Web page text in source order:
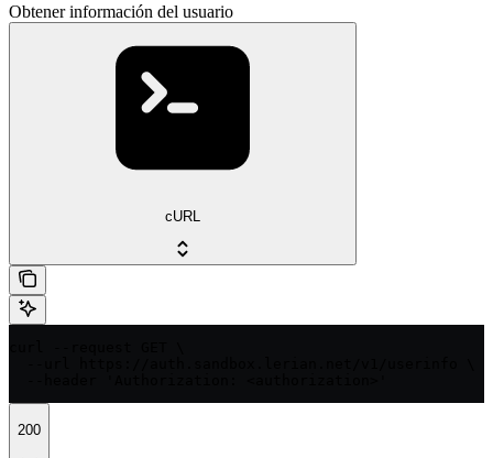
Obtener información del usuario
cURL
200